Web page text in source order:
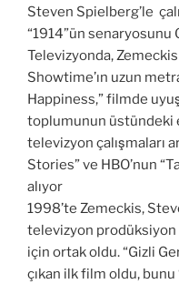
Steven Spielberg’le
“1914”ün senaryosunu
Televizyonda,
Showtime’ın uzun
Happiness,” filmde
toplumunun üstündeki
televizyon çalışmaları
Stories” ve HBO’nun
alıyor
1998’te Zemeckis,
televizyon prodüksiyon
için ortak oldu. “Gizli
çıkan ilk film oldu,